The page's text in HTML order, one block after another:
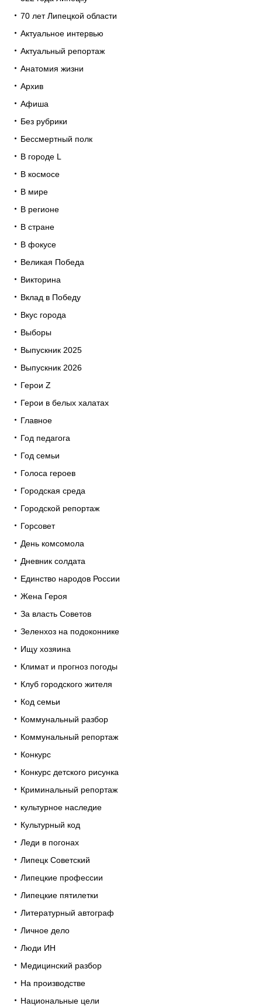
70 лет Липецкой области
Актуальное интервью
Актуальный репортаж
Анатомия жизни
Архив
Афиша
Без рубрики
Бессмертный полк
В городе L
В космосе
В мире
В регионе
В стране
В фокусе
Великая Победа
Викторина
Вклад в Победу
Вкус города
Выборы
Выпускник 2025
Выпускник 2026
Герои Z
Герои в белых халатах
Главное
Год педагога
Год семьи
Голоса героев
Городская среда
Городской репортаж
Горсовет
День комсомола
Дневник солдата
Единство народов России
Жена Героя
За власть Советов
Зеленхоз на подоконнике
Ищу хозяина
Климат и прогноз погоды
Клуб городского жителя
Код семьи
Коммунальный разбор
Коммунальный репортаж
Конкурс
Конкурс детского рисунка
Криминальный репортаж
культурное наследие
Культурный код
Леди в погонах
Липецк Советский
Липецкие профессии
Липецкие пятилетки
Литературный автограф
Личное дело
Люди ИН
Медицинский разбор
На производстве
Национальные цели